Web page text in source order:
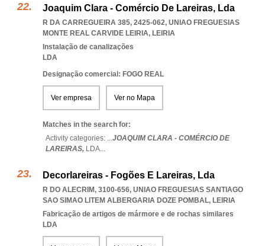
Joaquim Clara - Comércio De Lareiras, Lda
R DA CARREGUEIRA 385, 2425-062, UNIAO FREGUESIAS
MONTE REAL CARVIDE LEIRIA, LEIRIA
Instalação de canalizações
LDA
Designação comercial: FOGO REAL
Ver empresa Ver no Mapa
Matches in the search for:
Activity categories: ...JOAQUIM CLARA - COMÉRCIO DE
LAREIRAS, LDA...
Decorlareiras - Fogões E Lareiras, Lda
R DO ALECRIM, 3100-656, UNIAO FREGUESIAS SANTIAGO
SAO SIMAO LITEM ALBERGARIA DOZE POMBAL, LEIRIA
Fabricação de artigos de mármore e de rochas similares
LDA